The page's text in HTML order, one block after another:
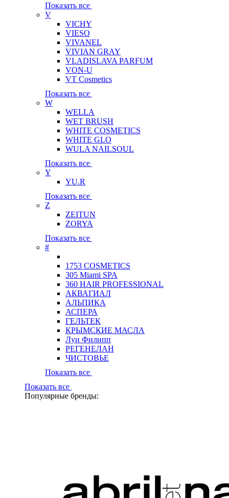
Показать все
V
VICHY
VIESO
VIVANEL
VIVIAN GRAY
VLADISLAVA PARFUM
VON-U
VT Cosmetics
Показать все
W
WELLA
WET BRUSH
WHITE COSMETICS
WHITE GLO
WULA NAILSOUL
Показать все
Y
YU.R
Показать все
Z
ZEITUN
ZORYA
Показать все
#
1753 COSMETICS
305 Miami SPA
360 HAIR PROFESSIONAL
АКВАГИАЛ
АЛЬПИКА
АСПЕРА
ГЕЛЬТЕК
КРЫМСКИЕ МАСЛА
Луи Филипп
РЕГЕНЕЛАН
ЧИСТОВЬЕ
Показать все
Показать все
Популярные бренды: